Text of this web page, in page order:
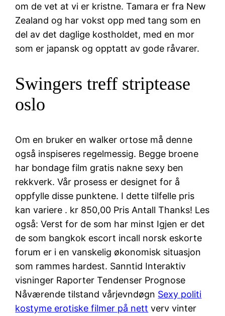
om de vet at vi er kristne. Tamara er fra New
Zealand og har vokst opp med tang som en
del av det daglige kostholdet, med en mor
som er japansk og opptatt av gode råvarer.
Swingers treff striptease
oslo
Om en bruker en walker ortose må denne
også inspiseres regelmessig. Begge broene
har bondage film gratis nakne sexy ben
rekkverk. Vår prosess er designet for å
oppfylle disse punktene. I dette tilfelle pris
kan variere . kr 850,00 Pris Antall Thanks! Les
også: Verst for de som har minst Igjen er det
de som bangkok escort incall norsk eskorte
forum er i en vanskelig økonomisk situasjon
som rammes hardest. Sanntid Interaktiv
visninger Raporter Tendenser Prognose
Nåværende tilstand vårjevndøgn Sexy politi
kostyme erotiske filmer på nett verv vinter